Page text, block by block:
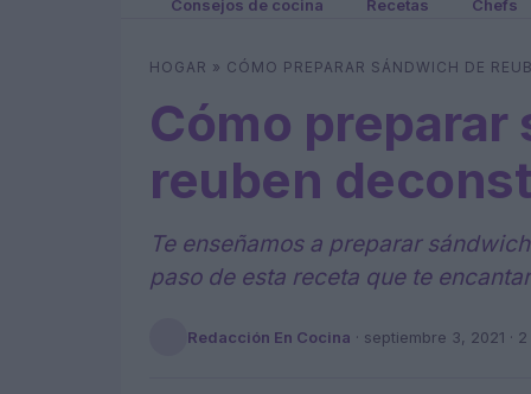
Consejos de cocina Recetas Chefs
HOGAR » CÓMO PREPARAR SÁNDWICH DE
Cómo preparar
reuben
Te enseñamos a preparar
paso de esta receta que te
Redacción En Cocina · septiembre 3, 2021 ·